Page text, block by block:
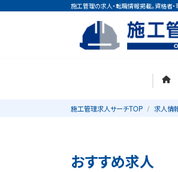
施工管理の求人・転職情報掲載。資格者
施工管理求人サーチTOP 求人情
おすすめ求人